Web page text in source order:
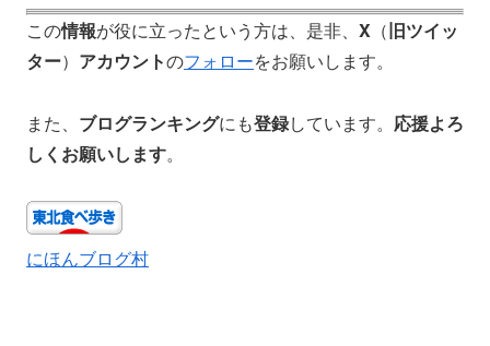
この情報が役に立ったという方は、是非、 X （旧ツイッ
ター） アカウントのフォローをお願いします。
また、 ブログランキングにも登録しています。 応援よろ
しくお願いします。
にほんブログ村